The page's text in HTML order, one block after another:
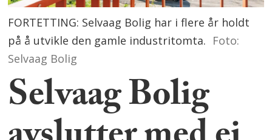
FORTETTING: Selvaag Bolig har i flere år holdt
på å utvikle den gamle industritomta. Foto:
Selvaag Bolig
Selvaag Bolig